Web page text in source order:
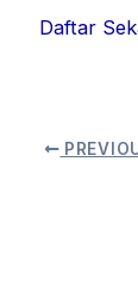
Daftar